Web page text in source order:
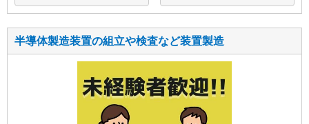
半導体製造装置の組立や検査など装置製造